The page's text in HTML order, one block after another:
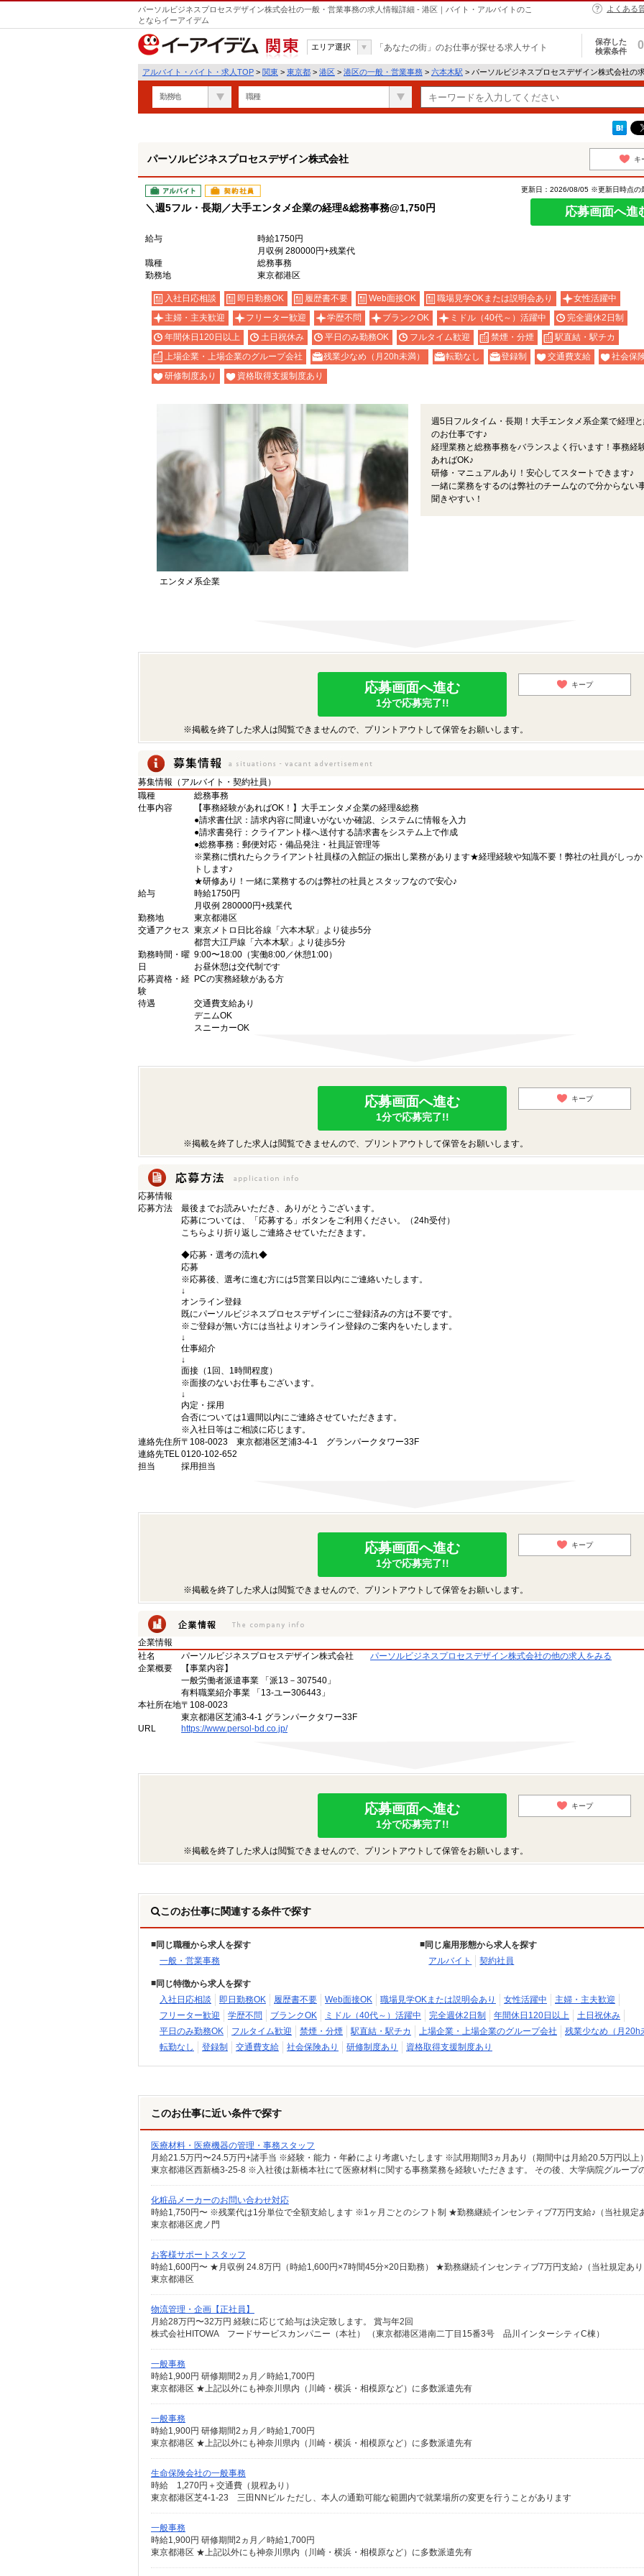
パーソルビジネスプロセスデザイン株式会社の一般・営業事務の求人情報詳細 - 港区｜バイト・アルバイトのこ
とならイーアイデム
よくある
関東
エリア選択 「あなたの街」のお仕事が探せる求人サイト
保存した
検索条件
0
アルバイト・バイト・求人TOP > 関東 > 東京都 > 港区 > 港区の一般・営業事務 > 六本木駅 > パーソルビジネスプロセスデザイン株式会社の
勤務地 職種
パーソルビジネスプロセスデザイン株式会社 キ
アルバイト 契約社員
＼週5フル・長期／大手エンタメ企業の経理&総務事務@1,750円
更新日：2026/08/05 ※更新日時点の
応募画面へ進
給与
時給1750円
月収例 280000円+残業代
職種
総務事務
勤務地
東京都港区
入社日応相談 即日勤務OK 履歴書不要 Web面接OK 職場見学OKまたは説明会あり
女性活躍中
主婦・主夫歓迎
フリーター歓迎 学歴不問 ブランクOK ミドル（40代～）活躍中
完全週休2日制
年間休日120日以上
土日祝休み 平日のみ勤務OK フルタイム歓迎 禁煙・分煙
駅直結・駅チカ
上場企業・上場企業のグループ会社
残業少なめ（月20h未満） 転勤なし 登録制 交通費支給
社会保
研修制度あり
資格取得支援制度あり
エンタメ系企業
週5日フルタイム・長期！大手エンタメ系企業で経理
のお仕事です♪
経理業務と総務事務をバランスよく行います！事務経
あればOK♪
研修・マニュアルあり！安心してスタートできます♪
一緒に業務をするのは弊社のチームなので分からない
聞きやすい！
応募画面へ進む
1分で応募完了!!
キープ
※掲載を終了した求人は閲覧できませんので、プリントアウトして保管をお願いします。
募集情報（アルバイト・契約社員）
職種
総務事務
仕事内容
【事務経験があればOK！】大手エンタメ企業の経理&総務
●請求書仕訳：請求内容に間違いがないか確認、システムに情報を入力
●請求書発行：クライアント様へ送付する請求書をシステム上で作成
●総務事務：郵便対応・備品発注・社員証管理等
※業務に慣れたらクライアント社員様の入館証の振出し業務があります★経理経験や知識不要！弊社の社員がしっか
トします♪
★研修あり！一緒に業務するのは弊社の社員とスタッフなので安心♪
給与
時給1750円
月収例 280000円+残業代
勤務地
東京都港区
交通アクセス 東京メトロ日比谷線「六本木駅」より徒歩5分
都営大江戸線「六本木駅」より徒歩5分
勤務時間・曜
日
9:00〜18:00（実働8:00／休憩1:00）
お昼休憩は交代制です
応募資格・経
験
PCの実務経験がある方
待遇
交通費支給あり
デニムOK
スニーカーOK
応募画面へ進む
1分で応募完了!!
キープ
※掲載を終了した求人は閲覧できませんので、プリントアウトして保管をお願いします。
応募情報
応募方法
最後までお読みいただき、ありがとうございます。
応募については、「応募する」ボタンをご利用ください。（24h受付）
こちらより折り返しご連絡させていただきます。
◆応募・選考の流れ◆
応募
※応募後、選考に進む方には5営業日以内にご連絡いたします。
↓
オンライン登録
既にパーソルビジネスプロセスデザインにご登録済みの方は不要です。
※ご登録が無い方には当社よりオンライン登録のご案内をいたします。
↓
仕事紹介
↓
面接（1回、1時間程度）
※面接のないお仕事もございます。
↓
内定・採用
合否については1週間以内にご連絡させていただきます。
※入社日等はご相談に応じます。
連絡先住所〒108-0023 東京都港区芝浦3-4-1 グランパークタワー33F
連絡先TEL0120-102-652
担当
採用担当
応募画面へ進む
1分で応募完了!!
キープ
※掲載を終了した求人は閲覧できませんので、プリントアウトして保管をお願いします。
企業情報
社名
パーソルビジネスプロセスデザイン株式会社
パーソルビジネスプロセスデザイン株式会社の他の求人をみる
企業概要
【事業内容】
一般労働者派遣事業 「派13－307540」
有料職業紹介事業 「13-ユー306443」
本社所在地〒108-0023
東京都港区芝浦3-4-1 グランパークタワー33F
URL
https://www.persol-bd.co.jp/
応募画面へ進む
1分で応募完了!!
キープ
※掲載を終了した求人は閲覧できませんので、プリントアウトして保管をお願いします。
このお仕事に関連する条件で探す
同じ職種から求人を探す
一般・営業事務
同じ雇用形態から求人を探す
アルバイト
契約社員
同じ特徴から求人を探す
入社日応相談
即日勤務OK 履歴書不要 Web面接OK 職場見学OKまたは説明会あり 女性活躍中
主婦・主夫歓迎
フリーター歓迎
学歴不問 ブランクOK ミドル（40代～）活躍中 完全週休2日制 年間休日120日以上
土日祝休み
平日のみ勤務OK
フルタイム歓迎 禁煙・分煙 駅直結・駅チカ 上場企業・上場企業のグループ会社
残業少なめ（月20h
転勤なし
登録制 交通費支給 社会保険あり 研修制度あり 資格取得支援制度あり
このお仕事に近い条件で探す
医療材料・医療機器の管理・事務スタッフ
化粧品メーカーのお問い合わせ対応
東京都港区虎ノ門
お客様サポートスタッフ
東京都港区
物流管理・企画【正社員】
月給28万円〜32万円 経験に応じて給与は決定致します。 賞与年2回
株式会社HITOWA フードサービスカンパニー（本社） （東京都港区港南二丁目15番3号 品川インターシティC棟）
一般事務
時給1,900円 研修期間2ヵ月／時給1,700円
東京都港区 ★上記以外にも神奈川県内（川崎・横浜・相模原など）に多数派遣先有
一般事務
時給1,900円 研修期間2ヵ月／時給1,700円
東京都港区 ★上記以外にも神奈川県内（川崎・横浜・相模原など）に多数派遣先有
生命保険会社の一般事務
時給 1,270円＋交通費（規程あり）
東京都港区芝4-1-23 三田NNビル ただし、本人の通勤可能な範囲内で就業場所の変更を行うことがあります
一般事務
時給1,900円 研修期間2ヵ月／時給1,700円
東京都港区 ★上記以外にも神奈川県内（川崎・横浜・相模原など）に多数派遣先有